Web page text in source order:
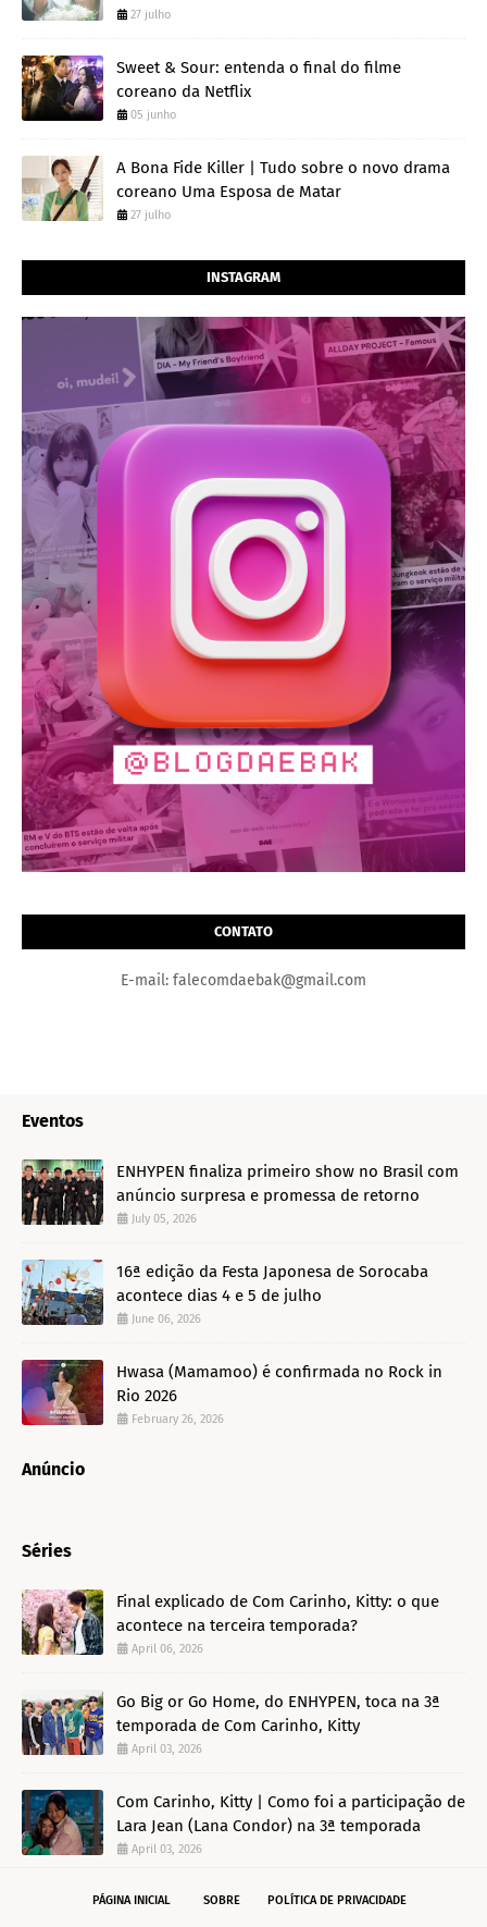
27 julho
Sweet & Sour: entenda o final do filme
coreano da Netflix
05 junho
A Bona Fide Killer | Tudo sobre o novo drama
coreano Uma Esposa de Matar
27 julho
INSTAGRAM
CONTATO
E-mail: falecomdaebak@gmail.com
Eventos
ENHYPEN finaliza primeiro show no Brasil com
anúncio surpresa e promessa de retorno
July 05, 2026
16ª edição da Festa Japonesa de Sorocaba
acontece dias 4 e 5 de julho
June 06, 2026
Hwasa (Mamamoo) é confirmada no Rock in
Rio 2026
February 26, 2026
Anúncio
Séries
Final explicado de Com Carinho, Kitty: o que
acontece na terceira temporada?
April 06, 2026
Go Big or Go Home, do ENHYPEN, toca na 3ª
temporada de Com Carinho, Kitty
April 03, 2026
Com Carinho, Kitty | Como foi a participação de
Lara Jean (Lana Condor) na 3ª temporada
April 03, 2026
PÁGINA INICIAL SOBRE POLÍTICA DE PRIVACIDADE